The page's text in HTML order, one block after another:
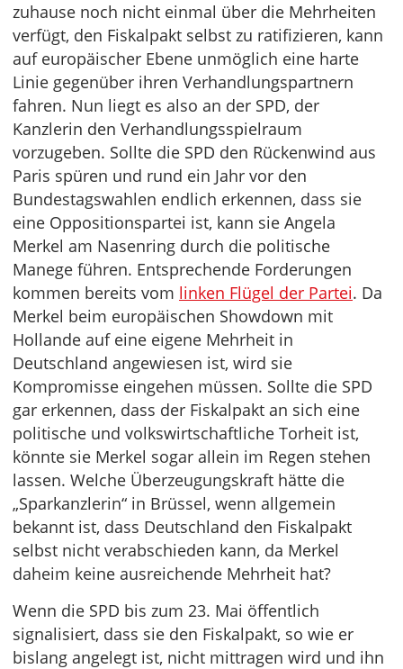
zuhause noch nicht einmal über die Mehrheiten
verfügt, den Fiskalpakt selbst zu ratifizieren, kann
auf europäischer Ebene unmöglich eine harte
Linie gegenüber ihren Verhandlungspartnern
fahren. Nun liegt es also an der SPD, der
Kanzlerin den Verhandlungsspielraum
vorzugeben. Sollte die SPD den Rückenwind aus
Paris spüren und rund ein Jahr vor den
Bundestagswahlen endlich erkennen, dass sie
eine Oppositionspartei ist, kann sie Angela
Merkel am Nasenring durch die politische
Manege führen. Entsprechende Forderungen
kommen bereits vom linken Flügel der Partei. Da
Merkel beim europäischen Showdown mit
Hollande auf eine eigene Mehrheit in
Deutschland angewiesen ist, wird sie
Kompromisse eingehen müssen. Sollte die SPD
gar erkennen, dass der Fiskalpakt an sich eine
politische und volkswirtschaftliche Torheit ist,
könnte sie Merkel sogar allein im Regen stehen
lassen. Welche Überzeugungskraft hätte die
„Sparkanzlerin“ in Brüssel, wenn allgemein
bekannt ist, dass Deutschland den Fiskalpakt
selbst nicht verabschieden kann, da Merkel
daheim keine ausreichende Mehrheit hat?
Wenn die SPD bis zum 23. Mai öffentlich
signalisiert, dass sie den Fiskalpakt, so wie er
bislang angelegt ist, nicht mittragen wird und ihn